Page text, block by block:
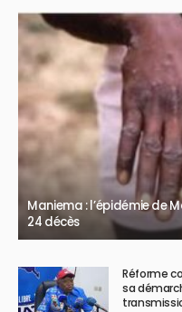
Maniema : l’épidémie de
24 décès
Réforme
sa